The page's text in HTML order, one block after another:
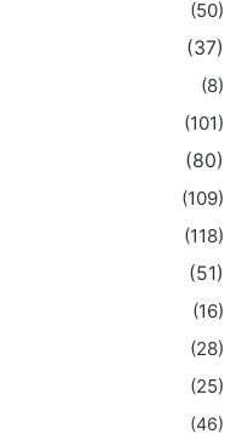
(50)
(37)
(8)
(101)
(80)
(109)
(118)
(51)
(16)
(28)
(25)
(46)